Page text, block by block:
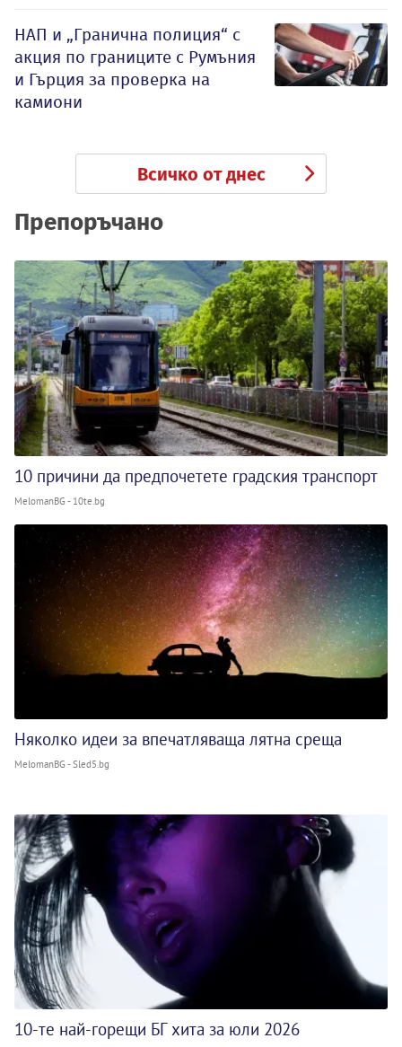
НАП и „Гранична полиция“ с
акция по границите с Румъния
и Гърция за проверка на
камиони
Всичко от днес
Препоръчано
10 причини да предпочетете градския транспорт
MelomanBG - 10te.bg
Няколко идеи за впечатляваща лятна среща
MelomanBG - Sled5.bg
10-те най-горещи БГ хита за юли 2026